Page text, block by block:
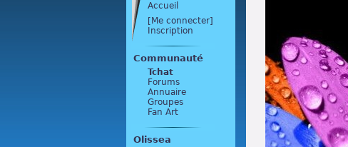
Accueil
[Me connecter]
Inscription
Communauté
Tchat
Forums
Annuaire
Groupes
Fan Art
Olissea